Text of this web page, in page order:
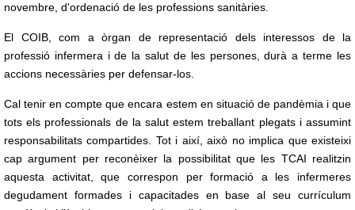
novembre, d'ordenació de les professions sanitàries.
El COIB, com a òrgan de representació dels interessos de la
professió infermera i de la salut de les persones, durà a terme les
accions necessàries per defensar-los.
Cal tenir en compte que encara estem en situació de pandèmia i que
tots els professionals de la salut estem treballant plegats i assumint
responsabilitats compartides. Tot i així, això no implica que existeixi
cap argument per reconèixer la possibilitat que les TCAI realitzin
aquesta activitat, que correspon per formació a les infermeres
degudament formades i capacitades en base al seu currículum